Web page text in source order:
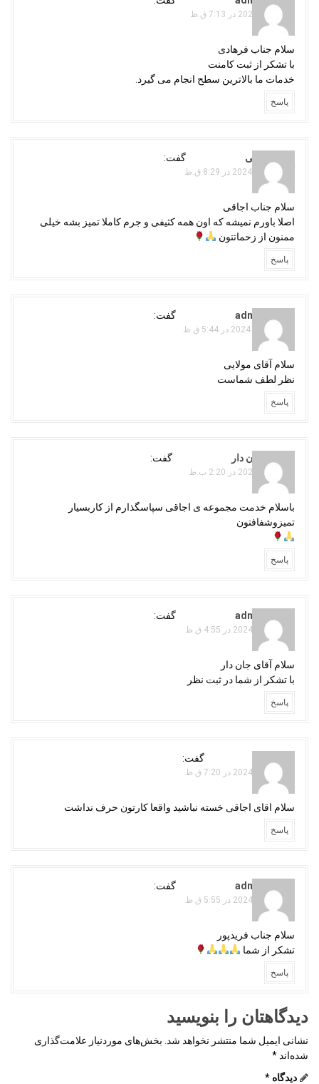
جولای 23, 2024 در 7:13 ق.ظ
سلام جناب فرهادی
با تشکر از ثبت کامنت
خدمات ما بالاترین سطح انجام می گیرد.
پاسخ
بهزاد مولایی گفت:
آگوست 30, 2024 در 8:29 ق.ظ
سلام جناب اجاقی
اصلا باورم نمیشه که اون همه کثیفی و جرم کاملا تمیز بشه خیلی
ممنون از زحماتتون
پاسخ
adminojaghi گفت:
سپتامبر 10, 2024 در 5:44 ق.ظ
سلام آقای مولایی
نظر لطف شماست
پاسخ
جهانگیر جان دار گفت:
دسامبر 1, 2024 در 2:20 ب.ظ
باسلام خدمت مجموعه ی اجاقی سپاسگذارم از کاربسیار
تمیزوشفافتون
پاسخ
adminojaghi گفت:
دسامبر 23, 2024 در 4:55 ق.ظ
سلام آقای جان دار
با تشکر از شما در ثبت نظر
پاسخ
گفت:
دسامبر 24, 2024 در 7:20 ق.ظ
سلام اقای اجاقی خسته نباشید واقعا کارتون حرف نداشت
پاسخ
adminojaghi گفت:
دسامبر 28, 2024 در 5:55 ق.ظ
سلام جناب فریدپور
تشکر از شما
پاسخ
دیدگاهتان را بنویسید
نشانی ایمیل شما منتشر نخواهد شد. بخش‌های موردنیاز علامت‌گذاری
شده‌اند *
دیدگاه *